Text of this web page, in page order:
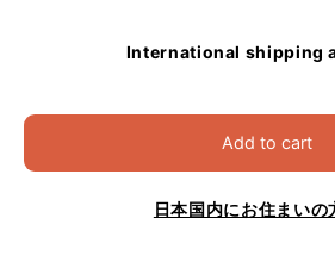
International shipping
Add to cart
日本国内にお住まいの